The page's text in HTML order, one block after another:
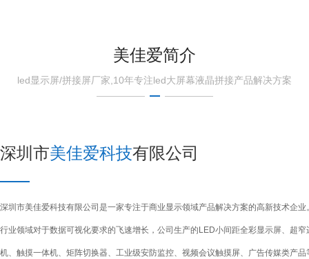
美佳爱简介
led显示屏/拼接屏厂家,10年专注led大屏幕液晶拼接产品解决方案
深圳市美佳爱科技有限公司
深圳市美佳爱科技有限公司是一家专注于商业显示领域产品解决方案的高新技术企
行业领域对于数据可视化要求的飞速增长，公司生产的LED小间距全彩显示屏、超
机、触摸一体机、矩阵切换器、工业级安防监控、视频会议触摸屏、广告传媒类产